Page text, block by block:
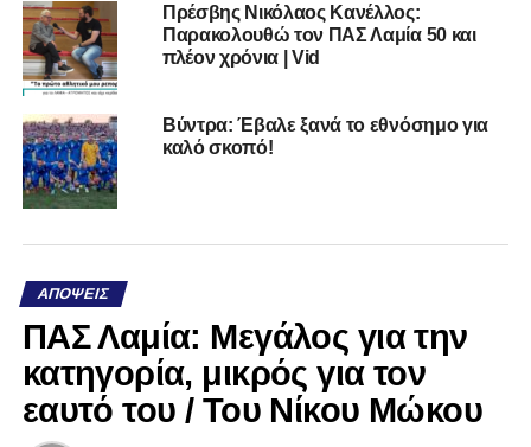
Πρέσβης Νικόλαος Κανέλλος:
Παρακολουθώ τον ΠΑΣ Λαμία 50 και
πλέον χρόνια | Vid
Βύντρα: Έβαλε ξανά το εθνόσημο για
καλό σκοπό!
ΑΠΌΨΕΙΣ
ΠΑΣ Λαμία: Μεγάλος για την
κατηγορία, μικρός για τον
εαυτό του / Του Νίκου Μώκου